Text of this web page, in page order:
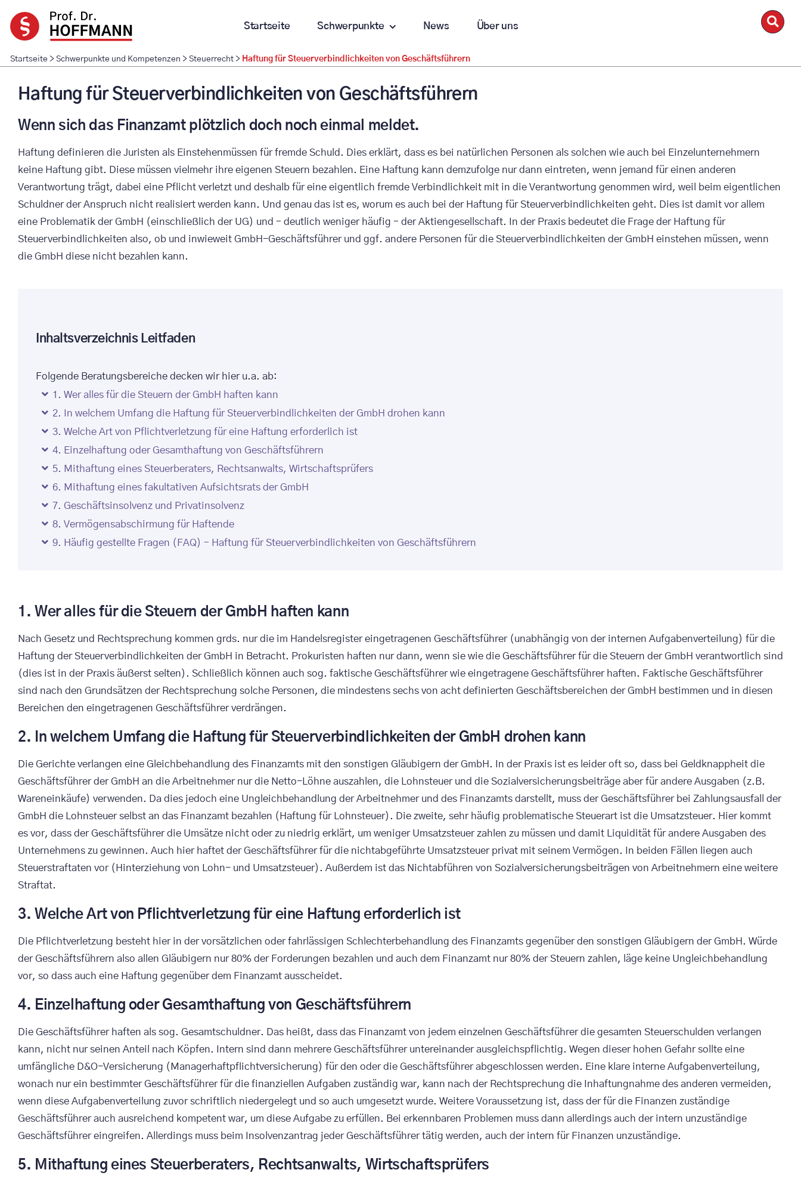
Inhalt
springen
Startseite Schwerpunkte News Über uns
Startseite >Schwerpunkte und Kompetenzen >Steuerrecht > Haftung für Steuerverbindlichkeiten von Geschäftsführern
Haftung für Steuerverbindlichkeiten von Geschäftsführern
Wenn sich das Finanzamt plötzlich doch noch einmal meldet.
Haftung definieren die Juristen als Einstehenmüssen für fremde Schuld. Dies erklärt, dass es bei natürlichen Personen als solchen wie auch bei Einzelunternehmern
keine Haftung gibt. Diese müssen vielmehr ihre eigenen Steuern bezahlen. Eine Haftung kann demzufolge nur dann eintreten, wenn jemand für einen anderen
Verantwortung trägt, dabei eine Pflicht verletzt und deshalb für eine eigentlich fremde Verbindlichkeit mit in die Verantwortung genommen wird, weil beim eigentlichen
Schuldner der Anspruch nicht realisiert werden kann. Und genau das ist es, worum es auch bei der Haftung für Steuerverbindlichkeiten geht. Dies ist damit vor allem
eine Problematik der GmbH (einschließlich der UG) und – deutlich weniger häufig – der Aktiengesellschaft. In der Praxis bedeutet die Frage der Haftung für
Steuerverbindlichkeiten also, ob und inwieweit GmbH-Geschäftsführer und ggf. andere Personen für die Steuerverbindlichkeiten der GmbH einstehen müssen, wenn
die GmbH diese nicht bezahlen kann.
Inhaltsverzeichnis Leitfaden
Folgende Beratungsbereiche decken wir hier u.a. ab:
1. Wer alles für die Steuern der GmbH haften kann
2. In welchem Umfang die Haftung für Steuerverbindlichkeiten der GmbH drohen kann
3. Welche Art von Pflichtverletzung für eine Haftung erforderlich ist
4. Einzelhaftung oder Gesamthaftung von Geschäftsführern
5. Mithaftung eines Steuerberaters, Rechtsanwalts, Wirtschaftsprüfers
6. Mithaftung eines fakultativen Aufsichtsrats der GmbH
7. Geschäftsinsolvenz und Privatinsolvenz
8. Vermögensabschirmung für Haftende
9. Häufig gestellte Fragen (FAQ) – Haftung für Steuerverbindlichkeiten von Geschäftsführern
1. Wer alles für die Steuern der GmbH haften kann
Nach Gesetz und Rechtsprechung kommen grds. nur die im Handelsregister eingetragenen Geschäftsführer (unabhängig von der internen Aufgabenverteilung) für die
Haftung der Steuerverbindlichkeiten der GmbH in Betracht. Prokuristen haften nur dann, wenn sie wie die Geschäftsführer für die Steuern der GmbH verantwortlich sind
(dies ist in der Praxis äußerst selten). Schließlich können auch sog. faktische Geschäftsführer wie eingetragene Geschäftsführer haften. Faktische Geschäftsführer
sind nach den Grundsätzen der Rechtsprechung solche Personen, die mindestens sechs von acht definierten Geschäftsbereichen der GmbH bestimmen und in diesen
Bereichen den eingetragenen Geschäftsführer verdrängen.
2. In welchem Umfang die Haftung für Steuerverbindlichkeiten der GmbH drohen kann
Die Gerichte verlangen eine Gleichbehandlung des Finanzamts mit den sonstigen Gläubigern der GmbH. In der Praxis ist es leider oft so, dass bei Geldknappheit die
Geschäftsführer der GmbH an die Arbeitnehmer nur die Netto-Löhne auszahlen, die Lohnsteuer und die Sozialversicherungsbeiträge aber für andere Ausgaben (z.B.
Wareneinkäufe) verwenden. Da dies jedoch eine Ungleichbehandlung der Arbeitnehmer und des Finanzamts darstellt, muss der Geschäftsführer bei Zahlungsausfall der
GmbH die Lohnsteuer selbst an das Finanzamt bezahlen (Haftung für Lohnsteuer). Die zweite, sehr häufig problematische Steuerart ist die Umsatzsteuer. Hier kommt
es vor, dass der Geschäftsführer die Umsätze nicht oder zu niedrig erklärt, um weniger Umsatzsteuer zahlen zu müssen und damit Liquidität für andere Ausgaben des
Unternehmens zu gewinnen. Auch hier haftet der Geschäftsführer für die nichtabgeführte Umsatzsteuer privat mit seinem Vermögen. In beiden Fällen liegen auch
Steuerstraftaten vor (Hinterziehung von Lohn- und Umsatzsteuer). Außerdem ist das Nichtabführen von Sozialversicherungsbeiträgen von Arbeitnehmern eine weitere
Straftat.
3. Welche Art von Pflichtverletzung für eine Haftung erforderlich ist
Die Pflichtverletzung besteht hier in der vorsätzlichen oder fahrlässigen Schlechterbehandlung des Finanzamts gegenüber den sonstigen Gläubigern der GmbH. Würde
der Geschäftsführern also allen Gläubigern nur 80% der Forderungen bezahlen und auch dem Finanzamt nur 80% der Steuern zahlen, läge keine Ungleichbehandlung
vor, so dass auch eine Haftung gegenüber dem Finanzamt ausscheidet.
4. Einzelhaftung oder Gesamthaftung von Geschäftsführern
Die Geschäftsführer haften als sog. Gesamtschuldner. Das heißt, dass das Finanzamt von jedem einzelnen Geschäftsführer die gesamten Steuerschulden verlangen
kann, nicht nur seinen Anteil nach Köpfen. Intern sind dann mehrere Geschäftsführer untereinander ausgleichspflichtig. Wegen dieser hohen Gefahr sollte eine
umfängliche D&O-Versicherung (Managerhaftpflichtversicherung) für den oder die Geschäftsführer abgeschlossen werden. Eine klare interne Aufgabenverteilung,
wonach nur ein bestimmter Geschäftsführer für die finanziellen Aufgaben zuständig war, kann nach der Rechtsprechung die Inhaftungnahme des anderen vermeiden,
wenn diese Aufgabenverteilung zuvor schriftlich niedergelegt und so auch umgesetzt wurde. Weitere Voraussetzung ist, dass der für die Finanzen zuständige
Geschäftsführer auch ausreichend kompetent war, um diese Aufgabe zu erfüllen. Bei erkennbaren Problemen muss dann allerdings auch der intern unzuständige
Geschäftsführer eingreifen. Allerdings muss beim Insolvenzantrag jeder Geschäftsführer tätig werden, auch der intern für Finanzen unzuständige.
5. Mithaftung eines Steuerberaters, Rechtsanwalts, Wirtschaftsprüfers